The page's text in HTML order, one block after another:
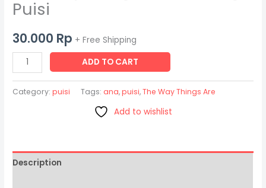
Puisi
30.000 Rp + Free Shipping
ADD TO CART
Category:puisi Tags: ana,puisi,The Way Things Are
Add to wishlist
Description